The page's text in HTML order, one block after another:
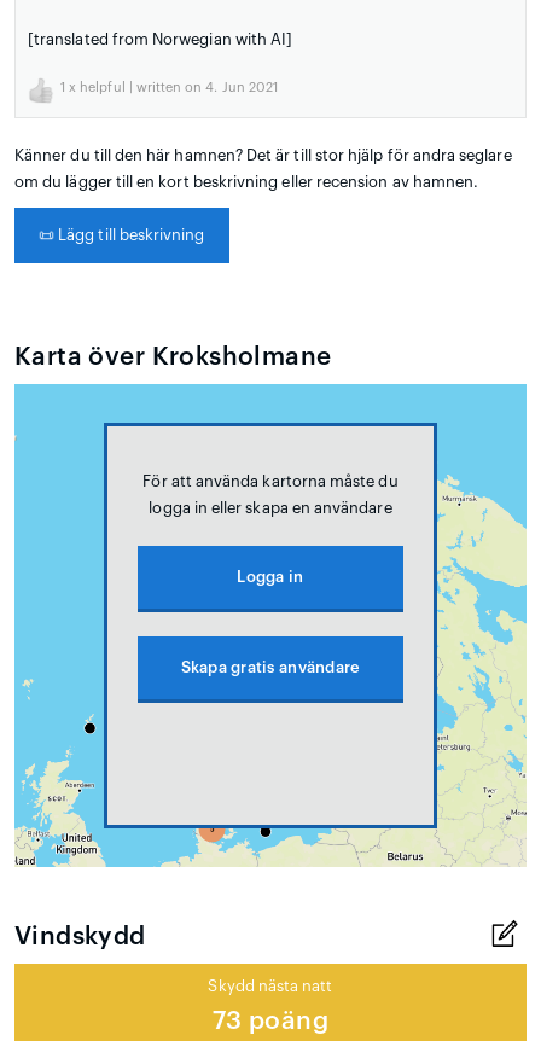
[translated from Norwegian with AI]
1 x helpful | written on 4. Jun 2021
Känner du till den här hamnen? Det är till stor hjälp för andra seglare
om du lägger till en kort beskrivning eller recension av hamnen.
📜 Lägg till beskrivning
Karta över Kroksholmane
För att använda kartorna måste du
logga in eller skapa en användare
Logga in
Skapa gratis användare
Vindskydd
Skydd nästa natt
73 poäng